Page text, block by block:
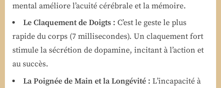
mental améliore l’acuité cérébrale et la mémoire.
Le Claquement de Doigts : C’est le geste le plus
rapide du corps (7 millisecondes). Un claquement fort
stimule la sécrétion de dopamine, incitant à l’action et
au succès.
La Poignée de Main et la Longévité : L’incapacité à